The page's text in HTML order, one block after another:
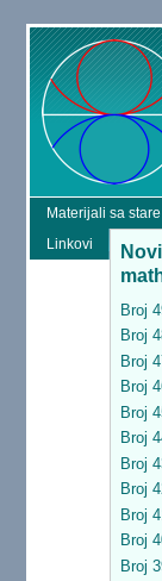
Materijali sa
Linkovi
Broj
Broj
Broj
Broj
Broj
Broj
Broj
Broj
Broj
Broj
Broj